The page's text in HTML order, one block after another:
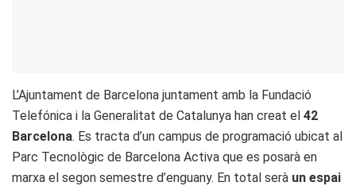
L’Ajuntament de Barcelona juntament amb la Fundació
Telefónica i la Generalitat de Catalunya han creat el 42
Barcelona. Es tracta d’un campus de programació ubicat al
Parc Tecnològic de Barcelona Activa que es posarà en
marxa el segon semestre d’enguany. En total serà un espai